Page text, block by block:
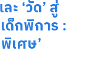
ะ ‘วัด’ สู่
ด็กพิการ :
เศษ’